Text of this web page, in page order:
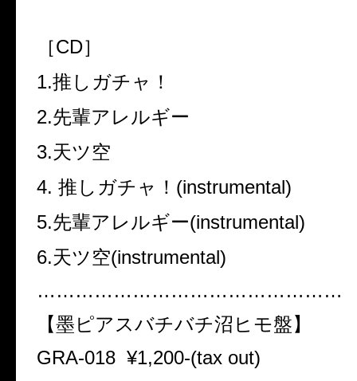
［CD］
1.推しガチャ！
2.先輩アレルギー
3.天ツ空
4. 推しガチャ！(instrumental)
5.先輩アレルギー(instrumental)
6.天ツ空(instrumental)
…………………………………………
【墨ピアスバチバチ沼ヒモ盤】
GRA-018 ¥1,200-(tax out)